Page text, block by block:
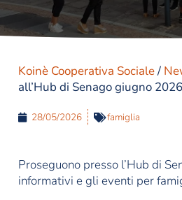
Koinè Cooperativa Sociale/
all’Hub di Senago giugno 2026
28/05/2026 famiglia
Proseguono presso l’Hub di
informativi e gli eventi per